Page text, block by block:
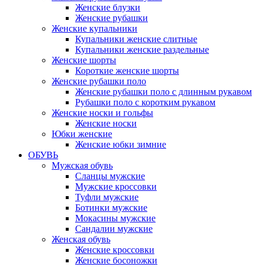
Женские блузки
Женские рубашки
Женские купальники
Купальники женские слитные
Купальники женские раздельные
Женские шорты
Короткие женские шорты
Женские рубашки поло
Женские рубашки поло с длинным рукавом
Рубашки поло с коротким рукавом
Женские носки и гольфы
Женские носки
Юбки женские
Женские юбки зимние
ОБУВЬ
Мужская обувь
Сланцы мужские
Мужские кроссовки
Туфли мужские
Ботинки мужские
Мокасины мужские
Сандалии мужские
Женская обувь
Женские кроссовки
Женские босоножки